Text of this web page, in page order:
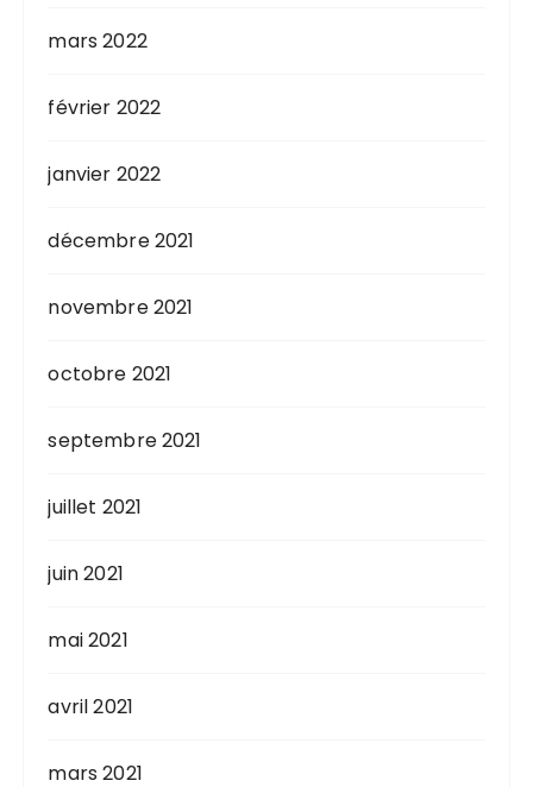
mars 2022
février 2022
janvier 2022
décembre 2021
novembre 2021
octobre 2021
septembre 2021
juillet 2021
juin 2021
mai 2021
avril 2021
mars 2021